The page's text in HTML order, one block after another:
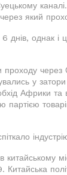
який
однак і
проходу
у
Африки та
китайському
Китайська